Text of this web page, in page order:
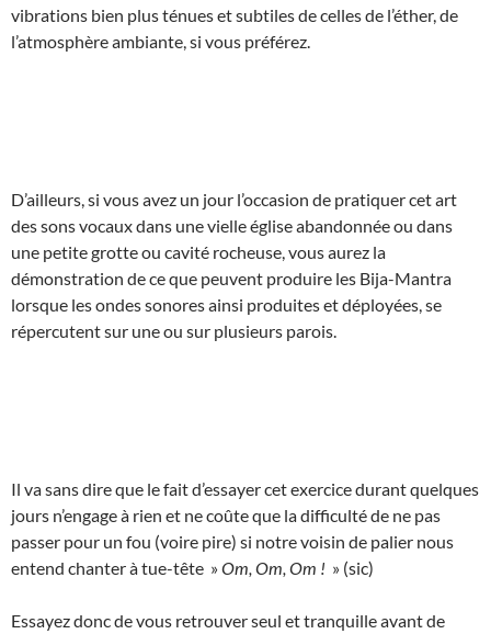
vibrations bien plus ténues et subtiles de celles de l’éther, de
l’atmosphère ambiante, si vous préférez.
D’ailleurs, si vous avez un jour l’occasion de pratiquer cet art
des sons vocaux dans une vielle église abandonnée ou dans
une petite grotte ou cavité rocheuse, vous aurez la
démonstration de ce que peuvent produire les Bija-Mantra
lorsque les ondes sonores ainsi produites et déployées, se
répercutent sur une ou sur plusieurs parois.
Il va sans dire que le fait d’essayer cet exercice durant quelques
jours n’engage à rien et ne coûte que la difficulté de ne pas
passer pour un fou (voire pire) si notre voisin de palier nous
entend chanter à tue-tête »Om, Om, Om ! » (sic)
Essayez donc de vous retrouver seul et tranquille avant de